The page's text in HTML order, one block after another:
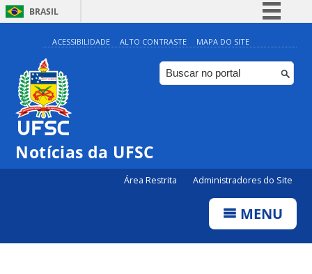
BRASIL
Simplifique!
Comunica BR
Participe
ACESSIBILIDADE ALTO CONTRASTE MAPA DO SITE
Notícias da UFSC
Área Restrita Administradores do Site
MENU